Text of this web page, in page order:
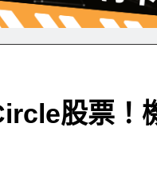
股票！